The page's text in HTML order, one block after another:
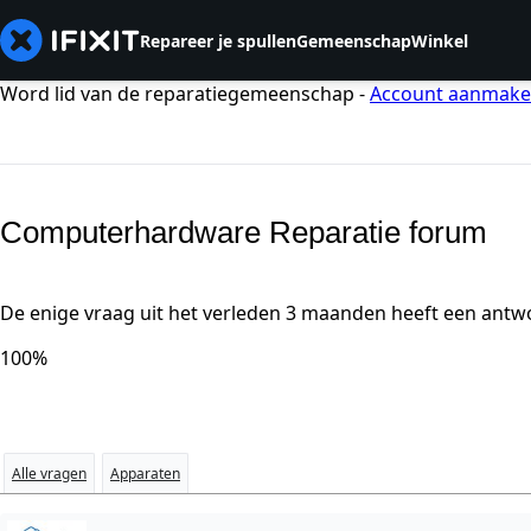
Repareer je spullenGemeenschapWinkel
Word lid van de reparatiegemeenschap -Account
Computerhardware Reparatie forum
De enige vraag uit het verleden 3 maanden heeft een
100%
Alle vragen Apparaten